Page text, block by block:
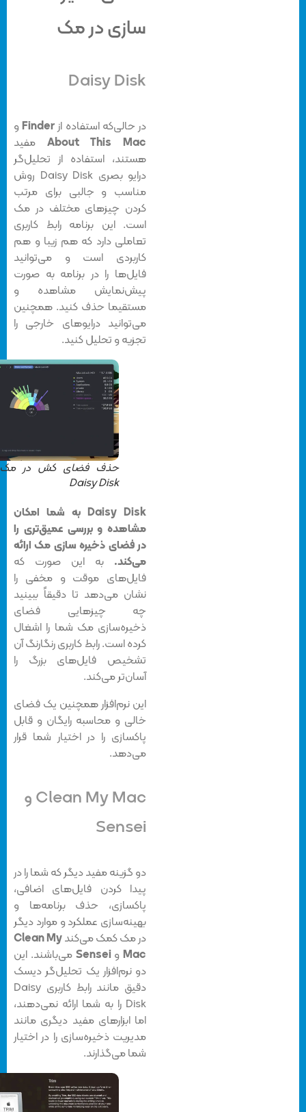
سازی در مک
Daisy Disk
در حالی‌که استفاده ازFinderو
About This Macمفید
هستند، استفاده از تحلیل‌گر
درایو بصری Daisy Disk روش
مناسب و جالبی برای مرتب
کردن چیزهای مختلف در مک
است. این برنامه رابط کاربری
تعاملی دارد که هم زیبا و هم
کاربردی است و می‌توانید
فایل‌ها را در برنامه به صورت
پیش‌نمایش مشاهده و
مستقیما حذف کنید. همچنین
می‌توانید درایوهای خارجی را
تجزیه و تحلیل کنید.
حذف فضای کش در مک با
Daisy Disk
Daisy Disk به شما امکان
مشاهده و بررسی عمیق‌تری را
در فضای ذخیره‌ سازی مک ارائه
می‌کند.به این صورت که
فایل‌های موقت و مخفی را
نشان می‌دهد تا دقیقاً ببینید
چه چیزهایی فضای
ذخیره‌سازی مک شما را اشغال
کرده است. رابط کاربری رنگارنگ آن
تشخیص فایل‌های بزرگ را
آسان‌تر می‌کند.
این نرم‌افزار همچنین یک فضای
خالی و محاسبه رایگان و قابل
پاکسازی را در اختیار شما قرار
می‌دهد.
Clean My Mac و
Sensei
دو گزینه مفید دیگر که شما را در
پیدا کردن فایل‌های اضافی،
پاکسازی، حذف برنامه‌ها و
بهینه‌سازی عملکرد و موارد دیگر
در مک کمک می‌کندClean My
MacوSenseiمی‌باشند. این‌
دو نرم‌افزار یک تحلیل‌گر دیسک
دقیق مانند رابط کاربری Daisy
Disk را به شما ارائه نمی‌دهند،
اما ابزارهای مفید دیگری مانند
مدیریت ذخیره‌سازی را در اختیار
شما می‌گذارند.